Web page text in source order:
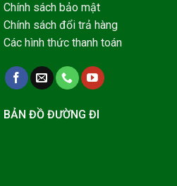
Chính sách bảo mật
Chính sách đổi trả hàng
Các hình thức thanh toán
BẢN ĐỒ ĐƯỜNG ĐI